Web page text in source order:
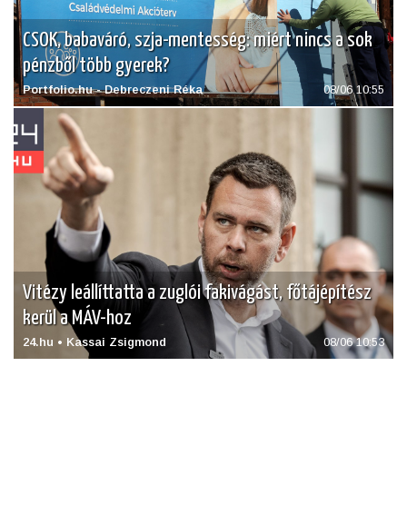
CSOK, babaváró, szja-mentesség: miért nincs a sok
pénzből több gyerek?
Portfolio.hu - Debreczeni Réka 08/06 10:55
Vitézy leállíttatta a zuglói fakivágást, főtájépítész
kerül a MÁV-hoz
24.hu • Kassai Zsigmond 08/06 10:53